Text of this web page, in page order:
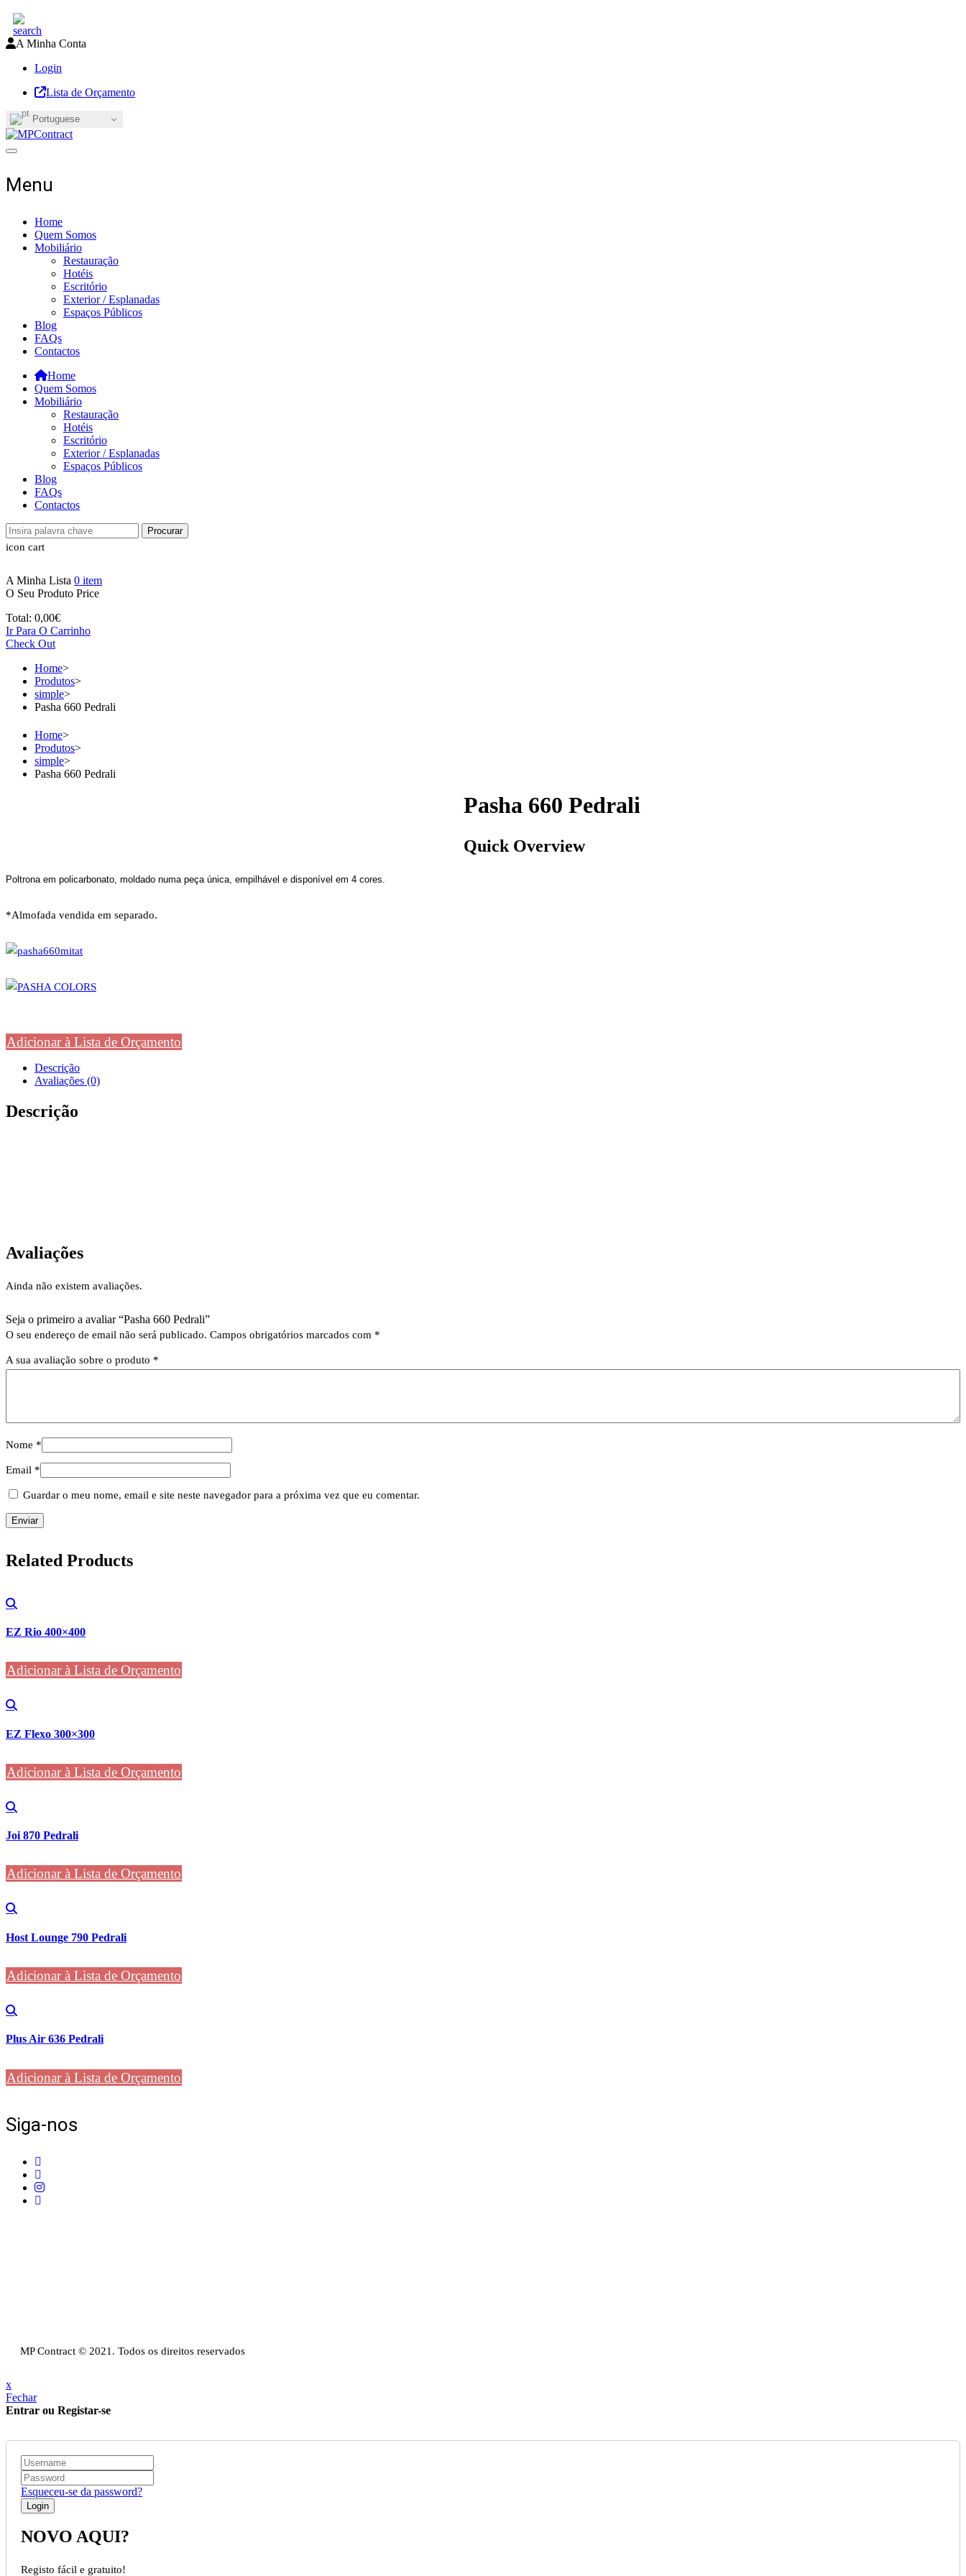
A Minha Conta
Login
Lista de Orçamento
Portuguese
Toggle navigation
Menu
Home
Quem Somos
Mobiliário
Restauração
Hotéis
Escritório
Exterior / Esplanadas
Espaços Públicos
Blog
FAQs
Contactos
Home
Quem Somos
Mobiliário
Restauração
Hotéis
Escritório
Exterior / Esplanadas
Espaços Públicos
Blog
FAQs
Contactos
Procurar
icon cart
A Minha Lista 0 item
O Seu Produto Price
Total: 0,00€
Ir Para O Carrinho
Check Out
Home>
Produtos>
simple>
Pasha 660 Pedrali
Home>
Produtos>
simple>
Pasha 660 Pedrali
Pasha 660 Pedrali
Quick Overview
Poltrona em policarbonato, moldado numa peça única, empilhável e disponível em 4 cores.
*Almofada vendida em separado.
Adicionar à Lista de Orçamento
Descrição
Avaliações (0)
Descrição
Avaliações
Ainda não existem avaliações.
Seja o primeiro a avaliar “Pasha 660 Pedrali”
O seu endereço de email não será publicado. Campos obrigatórios marcados com *
A sua avaliação sobre o produto *
Nome *
Email *
Guardar o meu nome, email e site neste navegador para a próxima vez que eu comentar.
Related Products
EZ Rio 400×400
Adicionar à Lista de Orçamento
EZ Flexo 300×300
Adicionar à Lista de Orçamento
Joi 870 Pedrali
Adicionar à Lista de Orçamento
Host Lounge 790 Pedrali
Adicionar à Lista de Orçamento
Plus Air 636 Pedrali
Adicionar à Lista de Orçamento
Siga-nos
MP Contract © 2021. Todos os direitos reservados
x
Fechar
Entrar ou Registar-se
Esqueceu-se da password?
NOVO AQUI?
Registo fácil e gratuito!